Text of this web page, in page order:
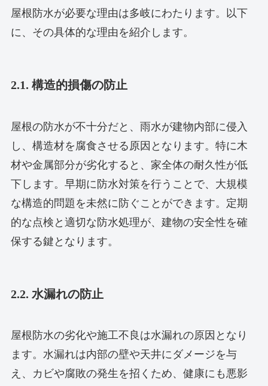
屋根防水が必要な理由は多岐にわたります。以下
に、その具体的な理由を紹介します。
2.1. 構造的損傷の防止
屋根の防水が不十分だと、雨水が建物内部に侵入
し、構造材を腐食させる原因となります。特に木
材や金属部分が劣化すると、家全体の耐久性が低
下します。早期に防水対策を行うことで、大規模
な構造的問題を未然に防ぐことができます。定期
的な点検と適切な防水処理が、建物の安全性を確
保する鍵となります。
2.2. 水漏れの防止
屋根防水の劣化や施工不良は水漏れの原因となり
ます。水漏れは内部の壁や天井にダメージを与
え、カビや腐敗の発生を招くため、健康にも悪影